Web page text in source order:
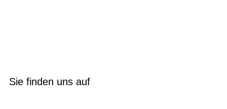
Sie finden uns auf